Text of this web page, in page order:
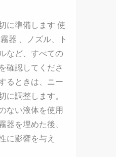
に準備します 使
器 、ノズル、ト
など、すべての
確認してくださ
るときは、ニー
に調整します。
ない液体を使用
器を埋めた後、
に影響を与え